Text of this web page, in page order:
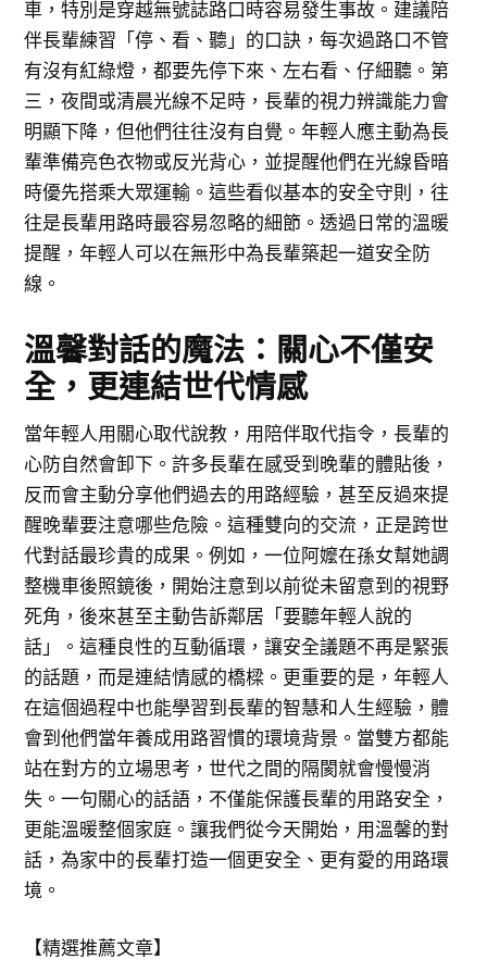
車，特別是穿越無號誌路口時容易發生事故。建議陪
伴長輩練習「停、看、聽」的口訣，每次過路口不管
有沒有紅綠燈，都要先停下來、左右看、仔細聽。第
三，夜間或清晨光線不足時，長輩的視力辨識能力會
明顯下降，但他們往往沒有自覺。年輕人應主動為長
輩準備亮色衣物或反光背心，並提醒他們在光線昏暗
時優先搭乘大眾運輸。這些看似基本的安全守則，往
往是長輩用路時最容易忽略的細節。透過日常的溫暖
提醒，年輕人可以在無形中為長輩築起一道安全防
線。
溫馨對話的魔法：關心不僅安
全，更連結世代情感
當年輕人用關心取代說教，用陪伴取代指令，長輩的
心防自然會卸下。許多長輩在感受到晚輩的體貼後，
反而會主動分享他們過去的用路經驗，甚至反過來提
醒晚輩要注意哪些危險。這種雙向的交流，正是跨世
代對話最珍貴的成果。例如，一位阿嬤在孫女幫她調
整機車後照鏡後，開始注意到以前從未留意到的視野
死角，後來甚至主動告訴鄰居「要聽年輕人說的
話」。這種良性的互動循環，讓安全議題不再是緊張
的話題，而是連結情感的橋樑。更重要的是，年輕人
在這個過程中也能學習到長輩的智慧和人生經驗，體
會到他們當年養成用路習慣的環境背景。當雙方都能
站在對方的立場思考，世代之間的隔閡就會慢慢消
失。一句關心的話語，不僅能保護長輩的用路安全，
更能溫暖整個家庭。讓我們從今天開始，用溫馨的對
話，為家中的長輩打造一個更安全、更有愛的用路環
境。
【精選推薦文章】